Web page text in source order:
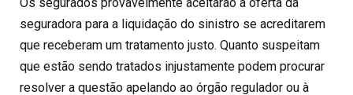
seguradora para a liquidação do sinistro se acreditarem
que receberam um tratamento justo. Quanto suspeitam
que estão sendo tratados injustamente podem procurar
resolver a questão apelando ao órgão regulador ou à